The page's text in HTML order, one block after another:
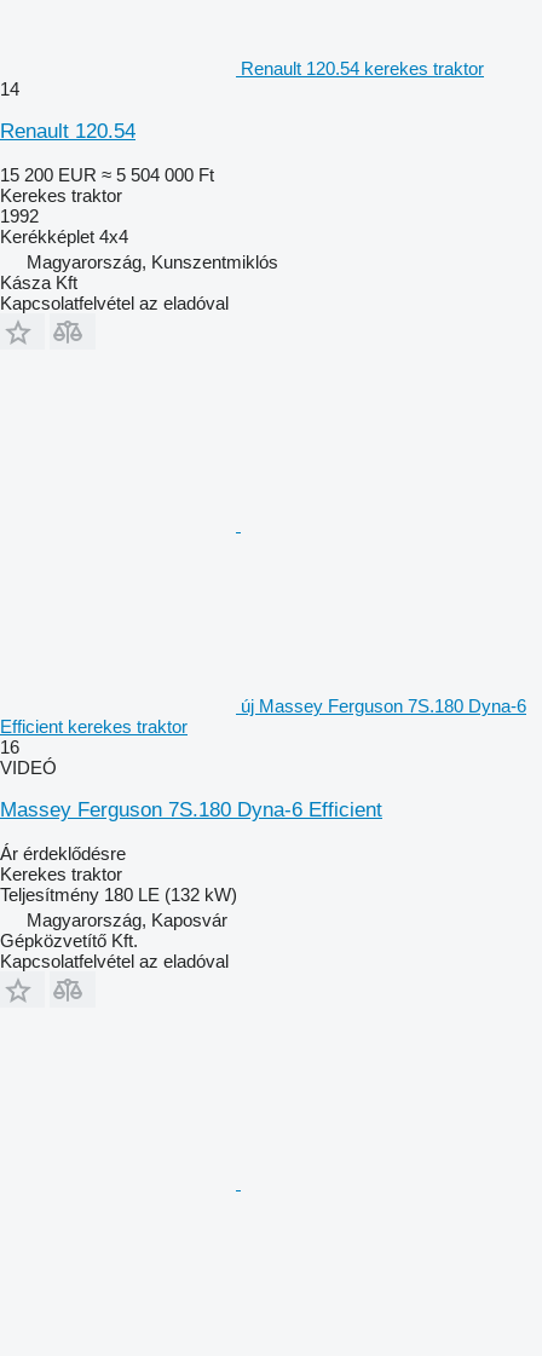
Renault 120.54 kerekes traktor
14
Renault 120.54
15 200 EUR ≈ 5 504 000 Ft
Kerekes traktor
1992
Kerékképlet 4x4
Magyarország, Kunszentmiklós
Kásza Kft
Kapcsolatfelvétel az eladóval
új Massey Ferguson 7S.180 Dyna-6
Efficient kerekes traktor
16
VIDEÓ
Massey Ferguson 7S.180 Dyna-6 Efficient
Ár érdeklődésre
Kerekes traktor
Teljesítmény 180 LE (132 kW)
Magyarország, Kaposvár
Gépközvetítő Kft.
Kapcsolatfelvétel az eladóval